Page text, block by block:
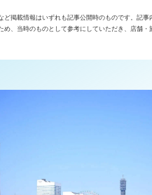
ど掲載情報はいずれも記事公開時のものです。記事
め、当時のものとして参考にしていただき、店舗・